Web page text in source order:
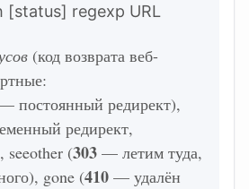
[status] regexp URL
(код возврата веб-
постоянный редирект),
редирект,
seeother (303 — летим туда,
gone (410 — удалён